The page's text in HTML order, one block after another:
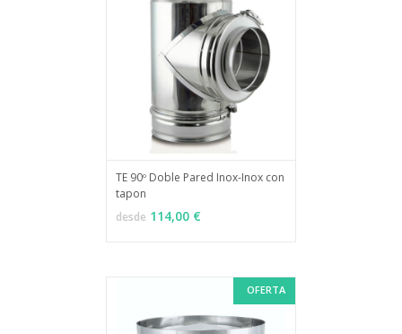
VER OPCIONES
TE 90º Doble Pared Inox-Inox con
tapon
desde 114,00 €
OFERTA